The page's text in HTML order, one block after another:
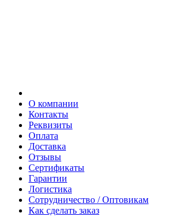
О компании
Контакты
Реквизиты
Оплата
Доставка
Отзывы
Сертификаты
Гарантии
Логистика
Сотрудничество / Оптовикам
Как сделать заказ